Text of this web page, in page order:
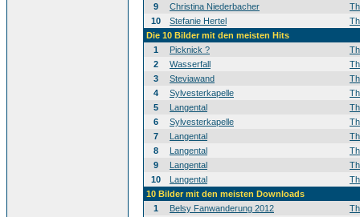
9
Christina Niederbacher
10
Stefanie Hertel
Die 10 Bilder mit den meisten Hits
1
Picknick ?
2
Wasserfall
3
Steviawand
4
Sylvesterkapelle
5
Langental
6
Sylvesterkapelle
7
Langental
8
Langental
9
Langental
10
Langental
10 Bilder mit den meisten Downloads
1
Belsy Fanwanderung 2012